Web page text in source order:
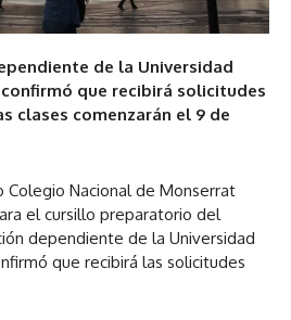
de la Universidad
que recibirá solicitudes
clases comenzarán el 9 de
Colegio Nacional de Monserrat
el cursillo preparatorio del
dependiente de la Universidad
que recibirá las solicitudes